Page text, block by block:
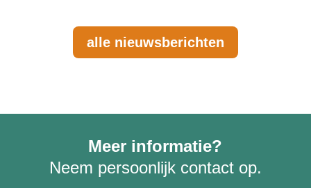
alle nieuwsberichten
Meer informatie?
Neem persoonlijk contact op.